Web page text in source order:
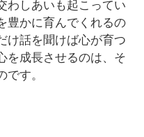
わしあいも起こってい
豊かに育んでくれるの
け話を聞けば心が育つ
を成長させるのは、そ
す。